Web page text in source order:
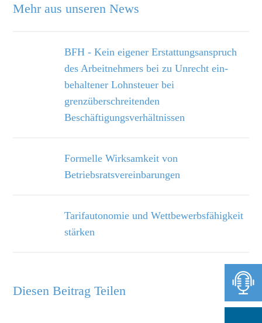
Mehr aus unseren News
BFH - Kein eigener Erstattungsanspruch
des Arbeitnehmers bei zu Unrecht ein­
behaltener Lohnsteuer bei
grenzüberschreitenden
Beschäftigungsverhältnissen
Formelle Wirksamkeit von
Betriebsratsvereinbarungen
Tarifautonomie und Wettbewerbsfähigkeit
stärken
Diesen Beitrag Teilen